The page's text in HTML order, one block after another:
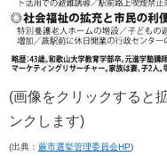
(画像をクリックすると
ンクします)
(出典： 蕨市選挙管理委員会HP)